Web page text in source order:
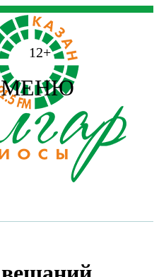
12+
МЕНЮ